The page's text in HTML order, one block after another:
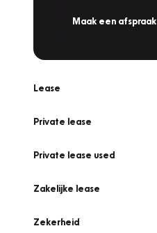
Maak een afspraak
Lease
Private lease
Private lease used
Zakelijke lease
Zekerheid